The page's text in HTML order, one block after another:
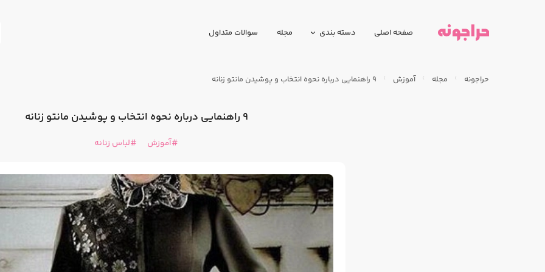
صفحه اصلی دسته بندی مجله سوالات متداول
حراجونه مجله آموزش 9 راهنمایی درباره نحوه انتخاب و پوشیدن مانتو زنانه
9 راهنمایی درباره نحوه انتخاب و پوشیدن مانتو زنانه
آموزش لباس زنانه